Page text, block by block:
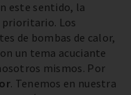
este sentido, la
prioritario. Los
de bombas de calor,
un tema acuciante
mismos. Por
. Tenemos en nuestra